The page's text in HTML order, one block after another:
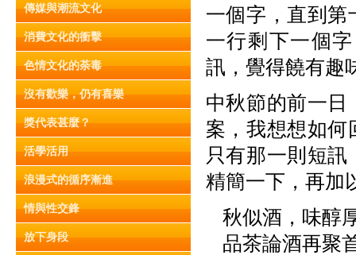
傳媒與潮流文化
消費文化的衝擊
色情文化的荼毒
沒有歡樂，仍有喜樂
獎代表甚麼？
活學活用
浪漫式的循序漸進
情與性交鋒
放下身段
一個字，直到第
一行剩下一個
訊，覺得饒有趣
中秋節的前一日
案，我想想如何
只有那一則短
精簡一下，再加
秋似酒，味醇
品茶論酒再聚